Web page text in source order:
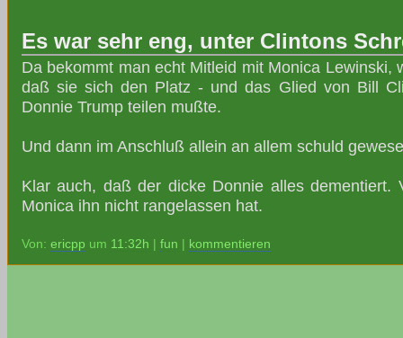
Es war sehr eng, unter Clintons
Da bekommt man echt Mitleid mit Monica Lewinski,
daß sie sich den Platz - und das Glied von Bill
Donnie Trump teilen mußte.
Und dann im Anschluß allein an allem schuld
Klar auch, daß der dicke Donnie alles dementiert.
Monica ihn nicht rangelassen hat.
Von: ericpp um 11:32h fun kommentieren